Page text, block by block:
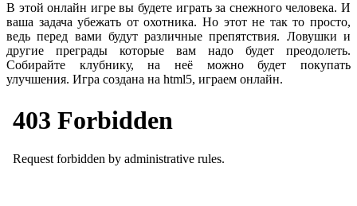
В этой онлайн игре вы будете играть за снежного человека. И
ваша задача убежать от охотника. Но этот не так то просто,
ведь перед вами будут различные препятствия. Ловушки и
другие преграды которые вам надо будет преодолеть.
Собирайте клубнику, на неё можно будет покупать
улучшения. Игра создана на html5, играем онлайн.